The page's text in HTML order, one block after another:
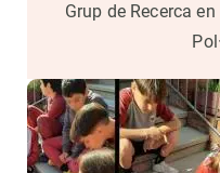
Grup de Recerca